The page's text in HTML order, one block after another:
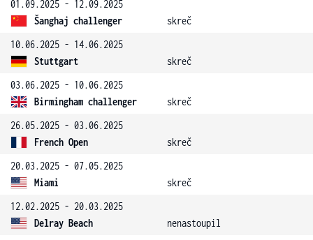
01.09.2025 - 12.09.2025
Šanghaj challenger
skreč
10.06.2025 - 14.06.2025
Stuttgart
skreč
03.06.2025 - 10.06.2025
Birmingham challenger
skreč
26.05.2025 - 03.06.2025
French Open
skreč
20.03.2025 - 07.05.2025
Miami
skreč
12.02.2025 - 20.03.2025
Delray Beach
nenastoupil